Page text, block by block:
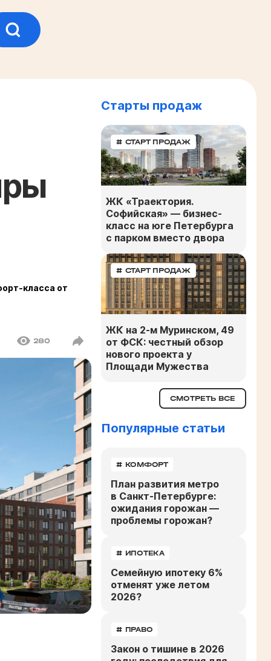
класса от
280
Старты продаж
# СТАРТ ПРОДАЖ
ЖК «Траектория.
Софийская» — бизнес-
класс на юге Петербурга
с парком вместо двора
# СТАРТ ПРОДАЖ
ЖК на 2-м Муринском, 49
от ФСК: честный обзор
нового проекта у
Площади Мужества
СМОТРЕТЬ ВСЕ
Популярные статьи
# КОМФОРТ
План развития метро
в Санкт-Петербурге:
ожидания горожан —
проблемы горожан?
# ИПОТЕКА
Семейную ипотеку 6%
отменят уже летом
2026?
# ПРАВО
Закон о тишине в 2026